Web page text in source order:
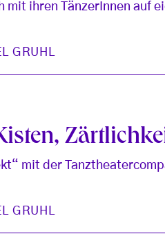
mit ihren TänzerInnen auf
GRUHL
mit der
GRUHL